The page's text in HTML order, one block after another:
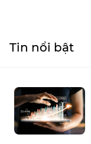
Tin nổi bật